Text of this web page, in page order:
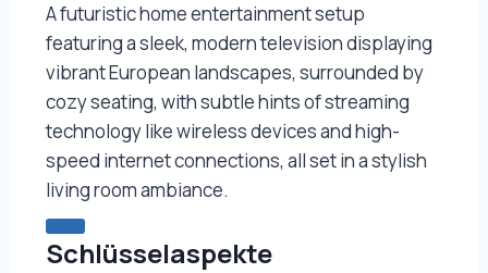
A futuristic home entertainment setup
featuring a sleek, modern television displaying
vibrant European landscapes, surrounded by
cozy seating, with subtle hints of streaming
technology like wireless devices and high-
speed internet connections, all set in a stylish
living room ambiance.
Schlüsselaspekte